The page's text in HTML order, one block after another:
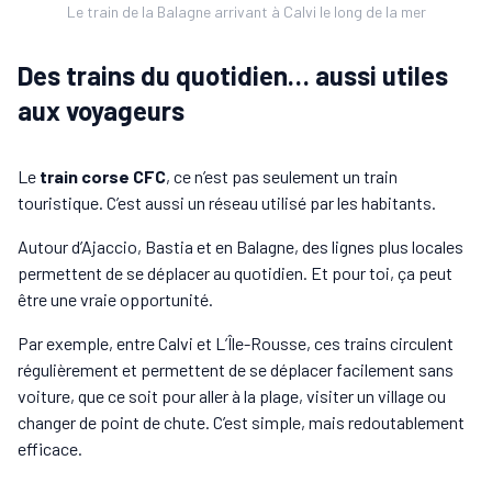
Le train de la Balagne arrivant à Calvi le long de la mer
Des trains du quotidien… aussi utiles
aux voyageurs
Le train corse CFC, ce n’est pas seulement un train
touristique. C’est aussi un réseau utilisé par les habitants.
Autour d’Ajaccio, Bastia et en Balagne, des lignes plus locales
permettent de se déplacer au quotidien. Et pour toi, ça peut
être une vraie opportunité.
Par exemple, entre Calvi et L’Île-Rousse, ces trains circulent
régulièrement et permettent de se déplacer facilement sans
voiture, que ce soit pour aller à la plage, visiter un village ou
changer de point de chute. C’est simple, mais redoutablement
efficace.